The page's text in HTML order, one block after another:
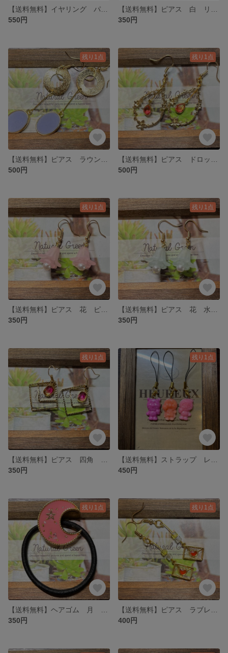
550円
350円
残り1点
500円
残り1点
500円
残り1点
350円
残り1点
350円
残り1点
350円
残り1点
450円
残り1点
350円
残り1点
400円